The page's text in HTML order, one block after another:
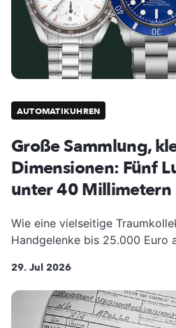
AUTOMATIKUHREN
Große Sammlung,
Dimensionen: Fünf
unter 40 Millimetern
Wie eine vielseitige
Handgelenke bis 25.000 Euro
29. Jul 2026